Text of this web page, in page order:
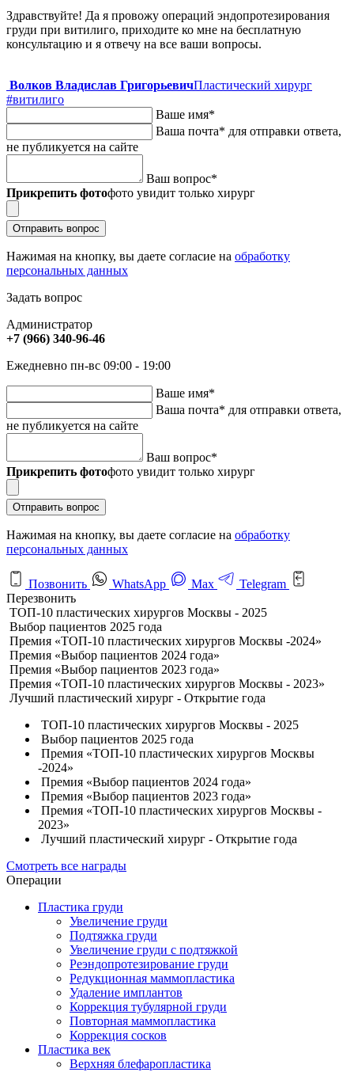
Здравствуйте! Да я провожу операций эндопротезирования
груди при витилиго, приходите ко мне на бесплатную
консультацию и я отвечу на все ваши вопросы.
Волков Владислав ГригорьевичПластический хирург
#витилиго
Ваше имя*
Ваша почта* для отправки ответа,
не публикуется на сайте
Ваш вопрос*
Прикрепить фотофото увидит только хирург
Отправить вопрос
Нажимая на кнопку, вы даете согласие на обработку
персональных данных
Задать вопрос
Администратор
+7 (966) 340-96-46
Ежедневно пн-вс 09:00 - 19:00
Ваше имя*
Ваша почта* для отправки ответа,
не публикуется на сайте
Ваш вопрос*
Прикрепить фотофото увидит только хирург
Отправить вопрос
Нажимая на кнопку, вы даете согласие на обработку
персональных данных
Позвонить WhatsApp Max
Telegram
Перезвонить
ТОП-10 пластических хирургов Москвы - 2025
Выбор пациентов 2025 года
Премия «ТОП-10 пластических хирургов Москвы -2024»
Премия «Выбор пациентов 2024 года»
Премия «Выбор пациентов 2023 года»
Премия «ТОП-10 пластических хирургов Москвы - 2023»
Лучший пластический хирург - Открытие года
ТОП-10 пластических хирургов Москвы - 2025
Выбор пациентов 2025 года
Премия «ТОП-10 пластических хирургов Москвы
-2024»
Премия «Выбор пациентов 2024 года»
Премия «Выбор пациентов 2023 года»
Премия «ТОП-10 пластических хирургов Москвы -
2023»
Лучший пластический хирург - Открытие года
Смотреть все награды
Операции
Пластика груди
Увеличение груди
Подтяжка груди
Увеличение груди с подтяжкой
Реэндопротезирование груди
Редукционная маммопластика
Удаление имплантов
Коррекция тубулярной груди
Повторная маммопластика
Коррекция сосков
Пластика век
Верхняя блефаропластика